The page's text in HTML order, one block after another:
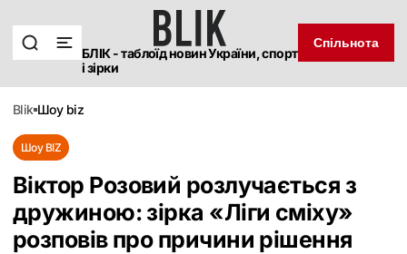
БЛІК - таблоїд новин України, спорт
і зірки
Спільнота
blik шоу biz
Шоу BIZ
Віктор Розовий розлучається з
дружиною: зірка «Ліги сміху»
розповів про причини рішення